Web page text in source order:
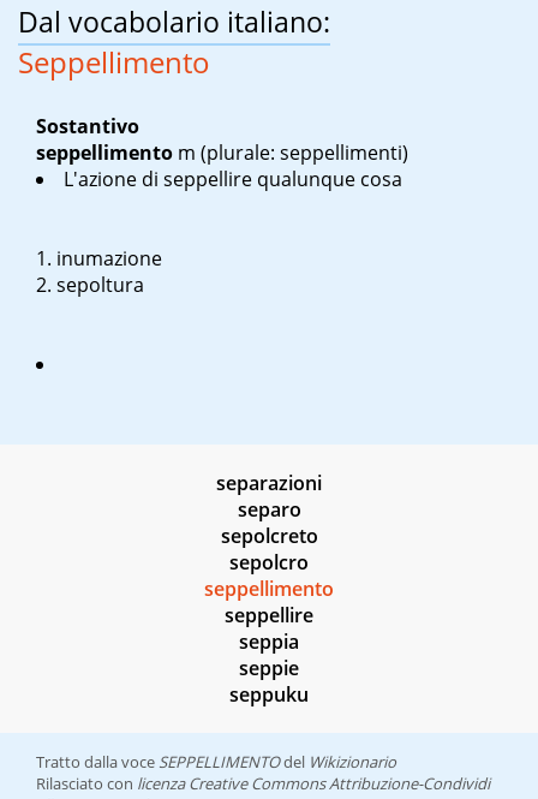
Dal vocabolario italiano:
Seppellimento
Sostantivo
seppellimento m (plurale: seppellimenti)
L'azione di seppellire qualunque cosa
inumazione
sepoltura
separazioni
separo
sepolcreto
sepolcro
seppellimento
seppellire
seppia
seppie
seppuku
Tratto dalla voce SEPPELLIMENTOdel Wikizionario
Rilasciato con licenza Creative Commons Attribuzione-Condividi